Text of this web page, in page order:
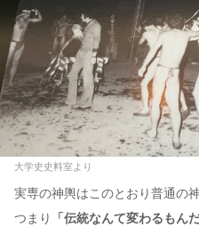
大学史史料室より
実専の神輿はこのとおり普通の
つまり
「伝統なんて変わるもん